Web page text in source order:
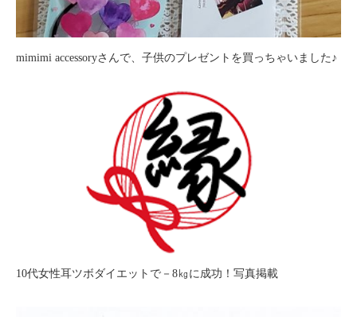
mimimi accessoryさんで、子供のプレゼントを買っちゃいました♪
10代女性耳ツボダイエットで－8㎏に成功！写真掲載